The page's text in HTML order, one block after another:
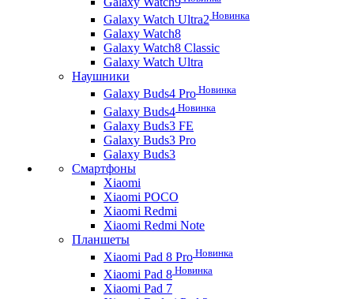
Galaxy Watch Ultra2 Новинка
Galaxy Watch8
Galaxy Watch8 Classic
Galaxy Watch Ultra
Наушники
Galaxy Buds4 Pro Новинка
Galaxy Buds4 Новинка
Galaxy Buds3 FE
Galaxy Buds3 Pro
Galaxy Buds3
Смартфоны
Xiaomi
Xiaomi POCO
Xiaomi Redmi
Xiaomi Redmi Note
Планшеты
Xiaomi Pad 8 Pro Новинка
Xiaomi Pad 8 Новинка
Xiaomi Pad 7